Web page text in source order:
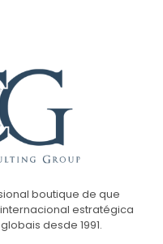
boutique de que
estratégica
desde 1991.